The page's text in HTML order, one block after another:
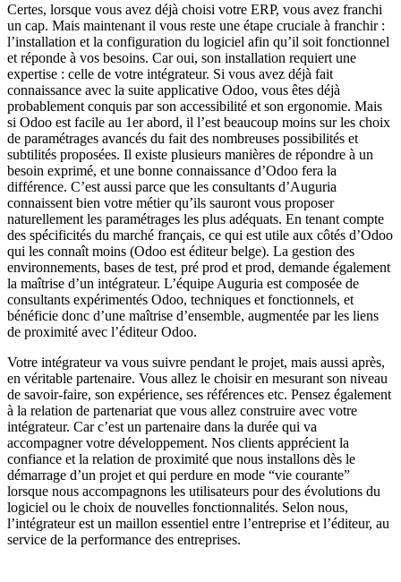
Certes, lorsque vous avez déjà choisi votre ERP, vous avez franchi
un cap. Mais maintenant il vous reste une étape cruciale à franchir :
l’installation et la configuration du logiciel afin qu’il soit fonctionnel
et réponde à vos besoins. Car oui, son installation requiert une
expertise : celle de votre intégrateur. Si vous avez déjà fait
connaissance avec la suite applicative Odoo, vous êtes déjà
probablement conquis par son accessibilité et son ergonomie. Mais
si Odoo est facile au 1er abord, il l’est beaucoup moins sur les choix
de paramétrages avancés du fait des nombreuses possibilités et
subtilités proposées. Il existe plusieurs manières de répondre à un
besoin exprimé, et une bonne connaissance d’Odoo fera la
différence. C’est aussi parce que les consultants d’Auguria
connaissent bien votre métier qu’ils sauront vous proposer
naturellement les paramétrages les plus adéquats. En tenant compte
des spécificités du marché français, ce qui est utile aux côtés d’Odoo
qui les connaît moins (Odoo est éditeur belge). La gestion des
environnements, bases de test, pré prod et prod, demande également
la maîtrise d’un intégrateur. L’équipe Auguria est composée de
consultants expérimentés Odoo, techniques et fonctionnels, et
bénéficie donc d’une maîtrise d’ensemble, augmentée par les liens
de proximité avec l’éditeur Odoo.
Votre intégrateur va vous suivre pendant le projet, mais aussi après,
en véritable partenaire. Vous allez le choisir en mesurant son niveau
de savoir-faire, son expérience, ses références etc. Pensez également
à la relation de partenariat que vous allez construire avec votre
intégrateur. Car c’est un partenaire dans la durée qui va
accompagner votre développement. Nos clients apprécient la
confiance et la relation de proximité que nous installons dès le
démarrage d’un projet et qui perdure en mode “vie courante”
lorsque nous accompagnons les utilisateurs pour des évolutions du
logiciel ou le choix de nouvelles fonctionnalités. Selon nous,
l’intégrateur est un maillon essentiel entre l’entreprise et l’éditeur, au
service de la performance des entreprises.